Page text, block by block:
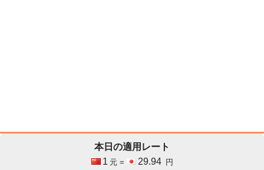
本日の適用レート
1 元 = 29.94
円